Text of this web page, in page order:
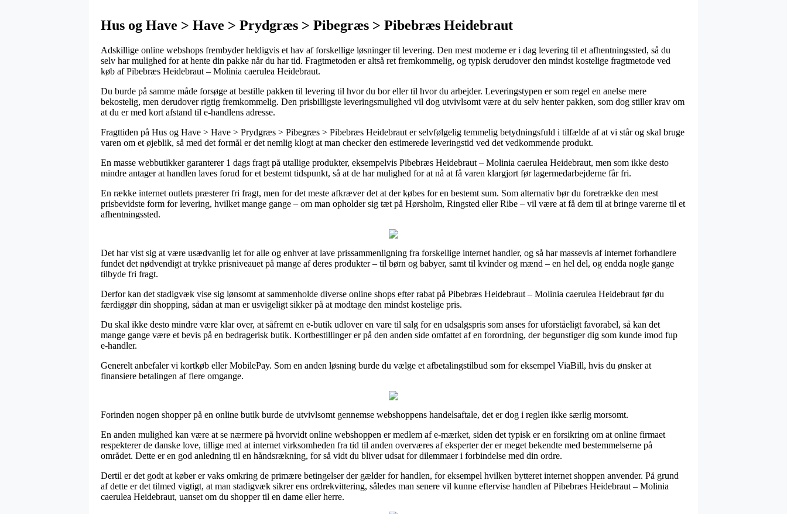
Hus og Have > Have > Prydgræs > Pibegræs > Pibebræs Heidebraut
Adskillige online webshops frembyder heldigvis et hav af forskellige løsninger til levering. Den mest moderne er i dag levering til et afhentningssted, så du
selv har mulighed for at hente din pakke når du har tid. Fragtmetoden er altså ret fremkommelig, og typisk derudover den mindst kostelige fragtmetode ved
køb af Pibebræs Heidebraut – Molinia caerulea Heidebraut.
Du burde på samme måde forsøge at bestille pakken til levering til hvor du bor eller til hvor du arbejder. Leveringstypen er som regel en anelse mere
bekostelig, men derudover rigtig fremkommelig. Den prisbilligste leveringsmulighed vil dog utvivlsomt være at du selv henter pakken, som dog stiller krav om
at du er med kort afstand til e-handlens adresse.
Fragttiden på Hus og Have > Have > Prydgræs > Pibegræs > Pibebræs Heidebraut er selvfølgelig temmelig betydningsfuld i tilfælde af at vi står og skal bruge
varen om et øjeblik, så med det formål er det nemlig klogt at man checker den estimerede leveringstid ved det vedkommende produkt.
En masse webbutikker garanterer 1 dags fragt på utallige produkter, eksempelvis Pibebræs Heidebraut – Molinia caerulea Heidebraut, men som ikke desto
mindre antager at handlen laves forud for et bestemt tidspunkt, så at de har mulighed for at nå at få varen klargjort før lagermedarbejderne får fri.
En række internet outlets præsterer fri fragt, men for det meste afkræver det at der købes for en bestemt sum. Som alternativ bør du foretrække den mest
prisbevidste form for levering, hvilket mange gange – om man opholder sig tæt på Hørsholm, Ringsted eller Ribe – vil være at få dem til at bringe varerne til et
afhentningssted.
Det har vist sig at være usædvanlig let for alle og enhver at lave prissammenligning fra forskellige internet handler, og så har massevis af internet forhandlere
fundet det nødvendigt at trykke prisniveauet på mange af deres produkter – til børn og babyer, samt til kvinder og mænd – en hel del, og endda nogle gange
tilbyde fri fragt.
Derfor kan det stadigvæk vise sig lønsomt at sammenholde diverse online shops efter rabat på Pibebræs Heidebraut – Molinia caerulea Heidebraut før du
færdiggør din shopping, sådan at man er usvigeligt sikker på at modtage den mindst kostelige pris.
Du skal ikke desto mindre være klar over, at såfremt en e-butik udlover en vare til salg for en udsalgspris som anses for uforståeligt favorabel, så kan det
mange gange være et bevis på en bedragerisk butik. Kortbestillinger er på den anden side omfattet af en forordning, der begunstiger dig som kunde imod fup
e-handler.
Generelt anbefaler vi kortkøb eller MobilePay. Som en anden løsning burde du vælge et afbetalingstilbud som for eksempel ViaBill, hvis du ønsker at
finansiere betalingen af flere omgange.
Forinden nogen shopper på en online butik burde de utvivlsomt gennemse webshoppens handelsaftale, det er dog i reglen ikke særlig morsomt.
En anden mulighed kan være at se nærmere på hvorvidt online webshoppen er medlem af e-mærket, siden det typisk er en forsikring om at online firmaet
respekterer de danske love, tillige med at internet virksomheden fra tid til anden overværes af eksperter der er meget bekendte med bestemmelserne på
området. Dette er en god anledning til en håndsrækning, for så vidt du bliver udsat for dilemmaer i forbindelse med din ordre.
Dertil er det godt at køber er vaks omkring de primære betingelser der gælder for handlen, for eksempel hvilken bytteret internet shoppen anvender. På grund
af dette er det tilmed vigtigt, at man stadigvæk sikrer ens ordrekvittering, således man senere vil kunne eftervise handlen af Pibebræs Heidebraut – Molinia
caerulea Heidebraut, uanset om du shopper til en dame eller herre.